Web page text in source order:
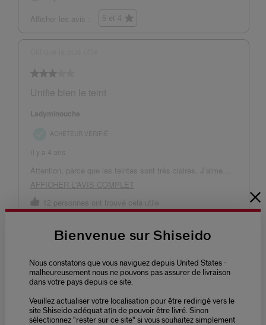
Bienvenue sur Shiseido
Nous constatons que vous naviguez depuis United States -
malheureusement nous ne pouvons pas assurer de livraison
dans votre pays depuis ce site.
Veuillez actualiser votre localisation pour être redirigé vers le
site Shiseido adéquat afin de pouvoir être livré. Sinon
sélectionnez "rester sur ce site" si vous souhaitez simplement